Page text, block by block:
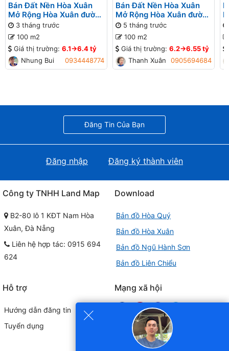
Bán Đất Nền Hòa Xuân
Mở Rộng Hòa Xuân đường
Cồn Dầu 22 B1-80 lô 10x
3 tháng trước
100 m2
Giá thị trường: 6.1->6.4 tỷ
Nhung Bui
0934448774
Bán Đất Nền Hòa Xuân
Mở Rộng Hòa Xuân đường
Thanh Lương 28 B1-120
lô 2x - Gần sông Đô Tỏa
5 tháng trước
100 m2
Giá thị trường: 6.2->6.55 tỷ
Thanh Xuân
0905694684
×
Đăng Tin Của Bạn
Đăng nhập Đăng ký thành viên
Công ty TNHH Land Map
B2-80 lô 1 KĐT Nam Hòa
Xuân, Đà Nẵng
Liên hệ hợp tác: 0915 694
624
Download
Bản đồ Hòa Quý
Bản đồ Hòa Xuân
Bản đồ Ngũ Hành Sơn
Bản đồ Liên Chiểu
Hỗ trợ
Hướng dẫn đăng tin
Tuyển dụng
Mạng xã hội